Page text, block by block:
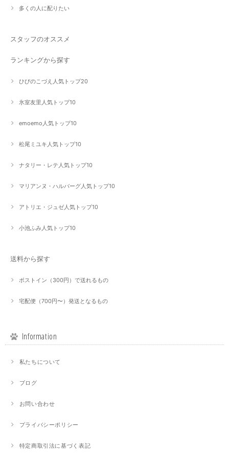
多くの人に配りたい
スタッフのオススメ
ランキングから探す
ひびのこづえ人気トップ20
氷室友里人気トップ10
emoemo人気トップ10
松尾ミユキ人気トップ10
ナタリー・レテ人気トップ10
マリアンヌ・ハルバーグ人気トップ10
アトリエ・ジュゼ人気トップ10
小池ふみ人気トップ10
送料から探す
ポストイン（300円）で送れるもの
宅配便（700円〜）発送となるもの
Information
私たちについて
ブログ
お問い合わせ
プライバシーポリシー
特定商取引法に基づく表記